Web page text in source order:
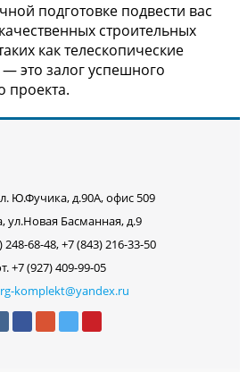
подготовке подвести вас
строительных
как телескопические
это залог успешного
проекта.
Ю.Фучика, д.90А, офис 509
ул.Новая Басманная, д.9
248-68-48, +7 (843) 216-33-50
+7 (927) 409-99-05
komplekt@yandex.ru